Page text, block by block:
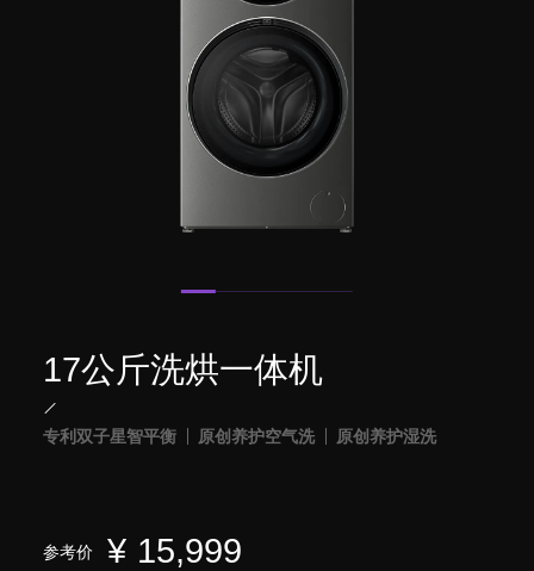
17公斤洗烘一体机
专利双子星智平衡 原创养护空气洗 原创养护湿洗
参考价 ¥ 15,999